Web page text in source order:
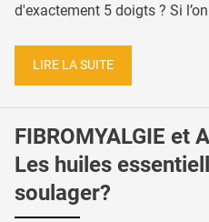
d'exactement 5 doigts ? Si
LIRE LA SUITE
FIBROMYALGIE et
Les huiles
soulager?